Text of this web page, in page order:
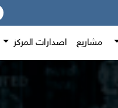
مشاريع اصدارات المركز